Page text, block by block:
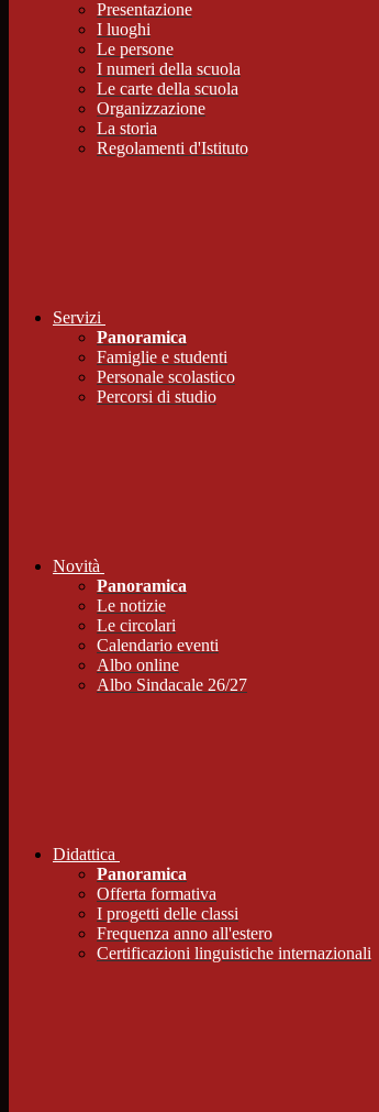
Presentazione
I luoghi
Le persone
I numeri della scuola
Le carte della scuola
Organizzazione
La storia
Regolamenti d'Istituto
Servizi
Panoramica
Famiglie e studenti
Personale scolastico
Percorsi di studio
Novità
Panoramica
Le notizie
Le circolari
Calendario eventi
Albo online
Albo Sindacale 26/27
Didattica
Panoramica
Offerta formativa
I progetti delle classi
Frequenza anno all'estero
Certificazioni linguistiche internazionali